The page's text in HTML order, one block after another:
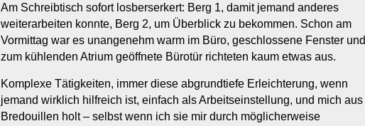
Am Schreibtisch sofort losberserkert: Berg 1, damit jemand anderes
weiterarbeiten konnte, Berg 2, um Überblick zu bekommen. Schon am
Vormittag war es unangenehm warm im Büro, geschlossene Fenster und
zum kühlenden Atrium geöffnete Bürotür richteten kaum etwas aus.
Komplexe Tätigkeiten, immer diese abgrundtiefe Erleichterung, wenn
jemand wirklich hilfreich ist, einfach als Arbeitseinstellung, und mich aus
Bredouillen holt – selbst wenn ich sie mir durch möglicherweise